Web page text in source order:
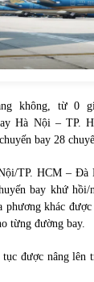
gửi vào ngân hàng
31/05/2022
31/05/2022
31/05/2022
tích giá tiền điện
09/11/2021
không, từ 0
Hà Nội – TP.
bay 28
TP. HCM – Đà
bay khứ hồi/
phương khác
từng đường bay.
tục được nâng